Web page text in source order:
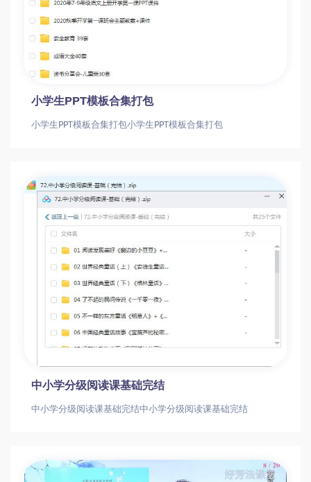
小学生PPT模板合集打包
小学生PPT模板合集打包小学生PPT模板合集打包
中小学分级阅读课基础完结
中小学分级阅读课基础完结中小学分级阅读课基础完结